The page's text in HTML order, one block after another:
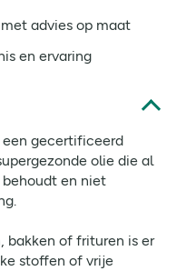
advies op maat
en ervaring
gecertificeerd
olie die al
en niet
bakken of frituren is er
stoffen of vrije